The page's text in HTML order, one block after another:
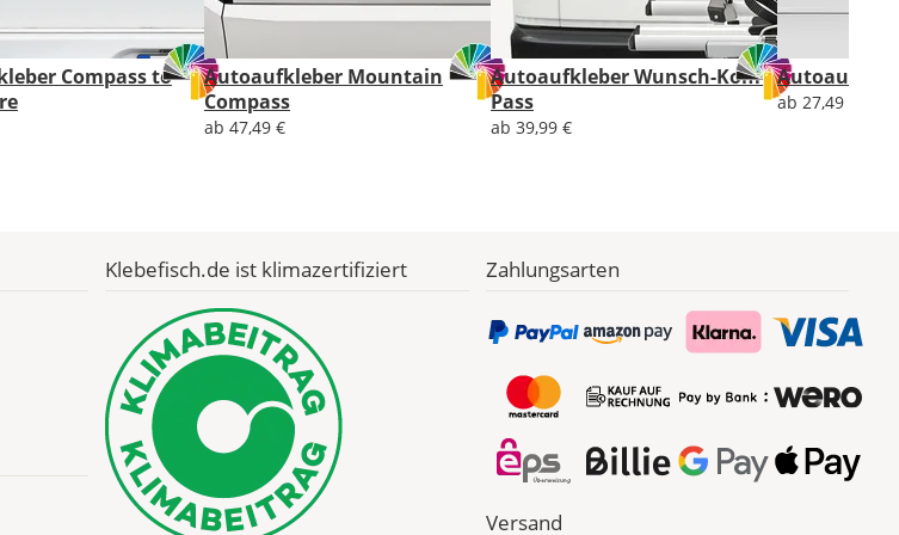
Bild
&
Versandkosten?
DE
EU
Compass to
Autoaufkleber Mountain
Compass
ab 47,49 €
Autoaufkleber Wunsch-Kom-
Pass
ab 39,99 €
ab 27,49 €
Klebefisch.de ist klimazertifiziert Zahlungsarten
Versand